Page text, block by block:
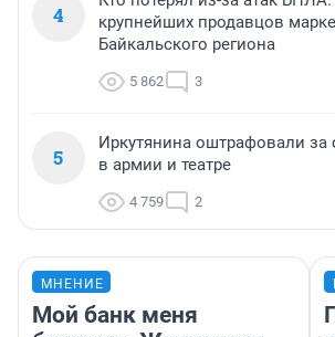
4
крупнейших продавцов
Байкальского региона
5 862 3
5
Иркутянина оштрафовали за
в армии и театре
4 759 2
МНЕНИЕ
Мой банк меня